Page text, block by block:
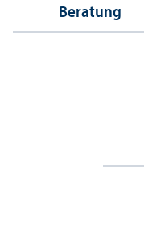
Beratung